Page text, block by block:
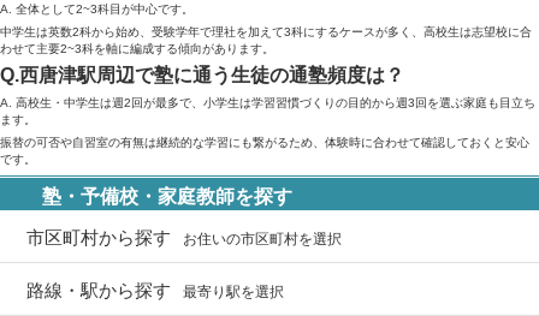
A. 全体として2~3科目が中心です。
中学生は英数2科から始め、受験学年で理社を加えて3科にするケースが多く、高校生は志望校に合
わせて主要2~3科を軸に編成する傾向があります。
Q.西唐津駅周辺で塾に通う生徒の通塾頻度は？
A. 高校生・中学生は週2回が最多で、小学生は学習習慣づくりの目的から週3回を選ぶ家庭も目立ち
ます。
振替の可否や自習室の有無は継続的な学習にも繋がるため、体験時に合わせて確認しておくと安心
です。
塾・予備校・家庭教師を探す
市区町村から探す お住いの市区町村を選択
路線・駅から探す 最寄り駅を選択